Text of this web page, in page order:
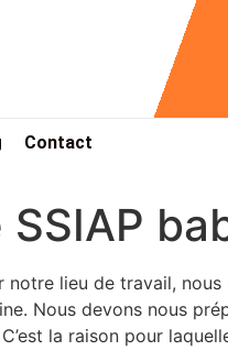
Contact
lieu de travail,
Nous devons nous
la raison pour